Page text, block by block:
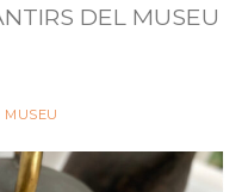
DEL MUSEU
MUSEU